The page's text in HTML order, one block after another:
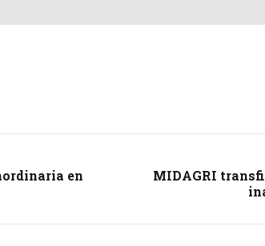
en
MIDAGRI